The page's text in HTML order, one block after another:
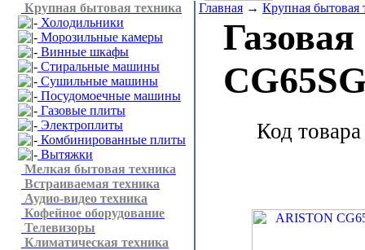
Крупная бытовая техника
Холодильники
Морозильные камеры
Винные шкафы
Стиральные машины
Сушильные машины
Посудомоечные машины
Газовые плиты
Электроплиты
Комбинированные плиты
Вытяжки
Мелкая бытовая техника
Встраиваемая техника
Аудио-видео техника
Кофейное оборудование
Телевизоры
Климатическая техника
Главная → Крупная бытовая
Код